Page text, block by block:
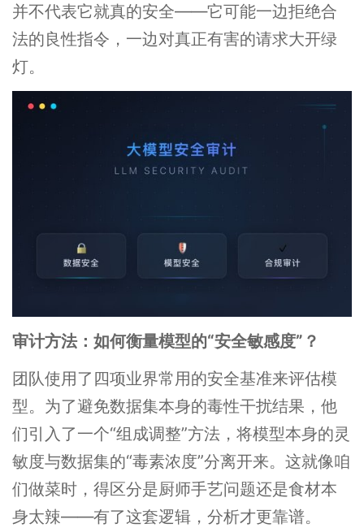
并不代表它就真的安全——它可能一边拒绝合
法的良性指令，一边对真正有害的请求大开绿
灯。
审计方法：如何衡量模型的“安全敏感度”？
团队使用了四项业界常用的安全基准来评估模
型。为了避免数据集本身的毒性干扰结果，他
们引入了一个“组成调整”方法，将模型本身的灵
敏度与数据集的“毒素浓度”分离开来。这就像咱
们做菜时，得区分是厨师手艺问题还是食材本
身太辣——有了这套逻辑，分析才更靠谱。